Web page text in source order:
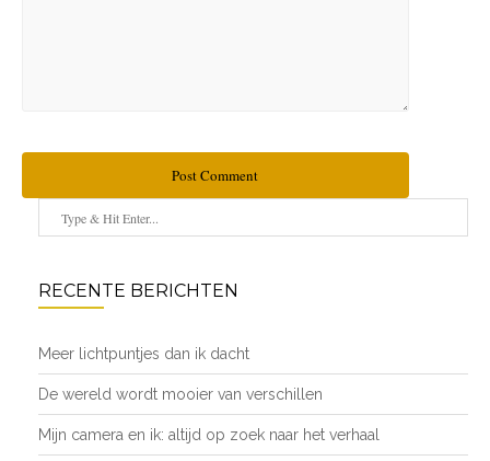
Post Comment
RECENTE BERICHTEN
Meer lichtpuntjes dan ik dacht
De wereld wordt mooier van verschillen
Mijn camera en ik: altijd op zoek naar het verhaal